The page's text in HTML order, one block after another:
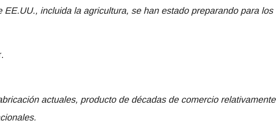
EE.UU., incluida la agricultura, se han estado preparando para los
actuales, producto de décadas de comercio relativamente